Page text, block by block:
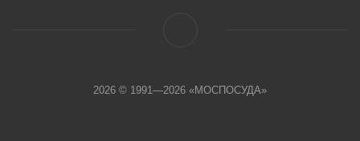
2026 © 1991—2026 «МОСПОСУДА»